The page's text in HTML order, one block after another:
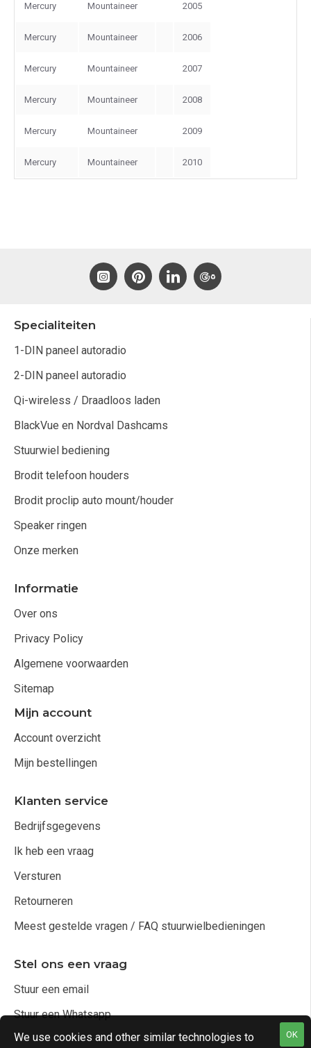
Mercury Mountaineer 2005
Mercury Mountaineer 2006
Mercury Mountaineer 2007
Mercury Mountaineer 2008
Mercury Mountaineer 2009
Mercury Mountaineer 2010
Specialiteiten
1-DIN paneel autoradio
2-DIN paneel autoradio
Qi-wireless / Draadloos laden
BlackVue en Nordval Dashcams
Stuurwiel bediening
Brodit telefoon houders
Brodit proclip auto mount/houder
Speaker ringen
Onze merken
Informatie
Over ons
Privacy Policy
Algemene voorwaarden
Sitemap
Mijn account
Account overzicht
Mijn bestellingen
Klanten service
Bedrijfsgegevens
Ik heb een vraag
Versturen
Retourneren
Meest gestelde vragen / FAQ stuurwielbedieningen
Stel ons een vraag
Stuur een email
Stuur een Whatsapp
OK
We use cookies and other similar technologies to